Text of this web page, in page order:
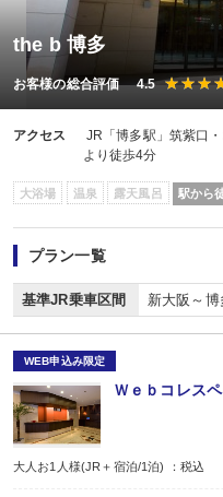
the b 博多
お客様の総合評価 4.5
アクセス
JR「博多駅」筑紫口
より徒歩4分
大浴場 温泉 露天風呂 駅から
プラン一覧
基準JR乗車区間 新大阪～博
WEB申込み限定
Ｗｅｂコレス
大人お1人様(JR＋宿泊/1泊) ：税込